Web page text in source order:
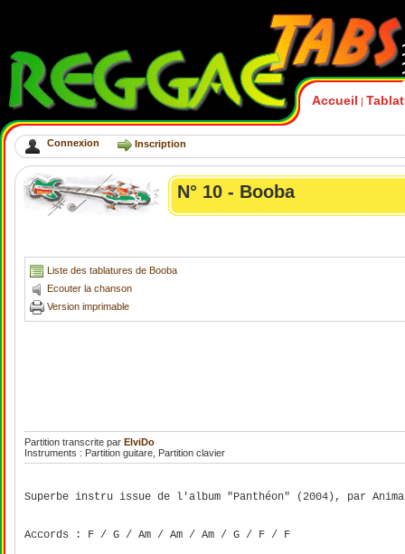
Accueil |
Connexion Inscription
N° 10 - Booba
Liste des tablatures de Booba
Ecouter la chanson
Version imprimable
Partition transcrite par ElviDo
Instruments : Partition guitare, Partition clavier
Superbe instru issue de l'album "Panthéon" (2004), par
Accords : F / G / Am / Am / Am / G / F / F